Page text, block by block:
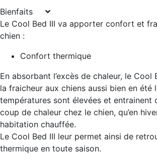
Bienfaits
Le Cool Bed III va apporter confort et
chien :
Confort thermique
En absorbant l’excès de chaleur, le Cool
la fraicheur aux chiens aussi bien en été
températures sont élevées et entrainent
coup de chaleur chez le chien, qu’en
habitation chauffée.
Le Cool Bed III leur permet ainsi de
thermique en toute saison.